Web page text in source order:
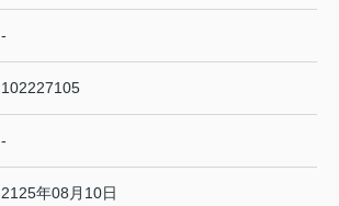
-
102227105
-
2125年08月10日